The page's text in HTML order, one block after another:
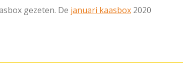
gezeten. De januari kaasbox 2020